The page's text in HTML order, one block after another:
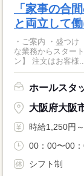
「家事の合
と両立して
・ご案内 ・盛つ
な業務からスタート！ 【セルフオーダー導入なので接客が
ン】 注文はお客様...
ホールスタ
大阪府大阪
時給1,250円
00：00〜00
シフト制